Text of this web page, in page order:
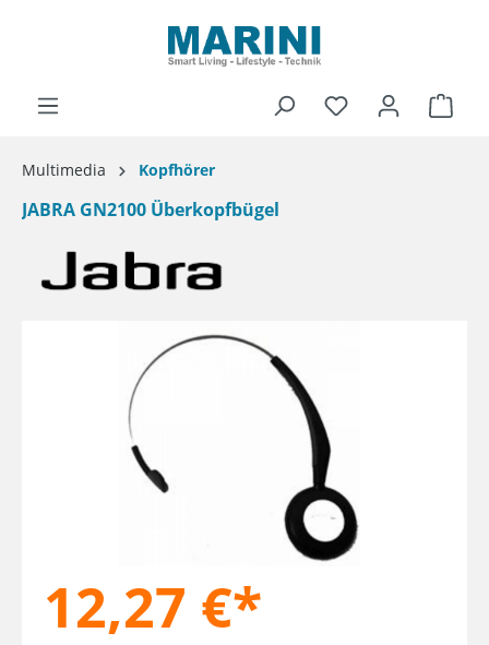
Multimedia Kopfhörer
JABRA GN2100 Überkopfbügel
Bildergalerie überspringen
12,27 €*